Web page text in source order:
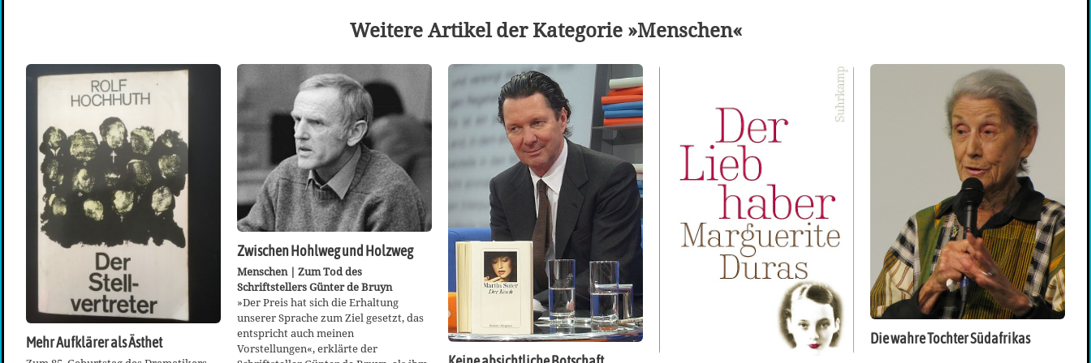
Weitere Artikel der Kategorie »Menschen«
Mehr Aufklärer als Ästhet
Zwischen Hohlweg und Holzweg
Menschen | Zum Tod des
Schriftstellers Günter de Bruyn
»Der Preis hat sich die Erhaltung
unserer Sprache zum Ziel gesetzt, das
entspricht auch meinen
Vorstellungen«, erklärte der
Die wahre Tochter Südafrikas